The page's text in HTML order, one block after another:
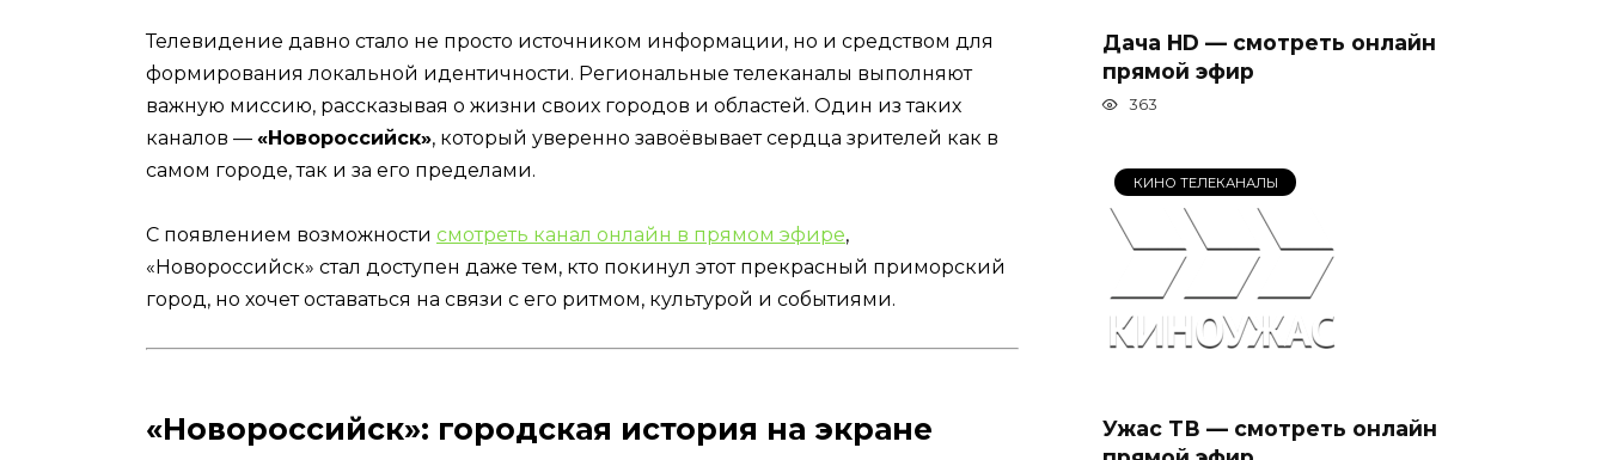
Телевидение давно стало не просто источником информации, но и средством для
формирования локальной идентичности. Региональные телеканалы выполняют
важную миссию, рассказывая о жизни своих городов и областей. Один из таких
каналов — «Новороссийск», который уверенно завоёвывает сердца зрителей как в
самом городе, так и за его пределами.
С появлением возможности смотреть канал онлайн в прямом эфире,
«Новороссийск» стал доступен даже тем, кто покинул этот прекрасный приморский
город, но хочет оставаться на связи с его ритмом, культурой и событиями.
«Новороссийск»: городская история на экране
Дача HD — смотреть онлайн
прямой эфир
363
КИНО ТЕЛЕКАНАЛЫ
Ужас ТВ — смотреть онлайн